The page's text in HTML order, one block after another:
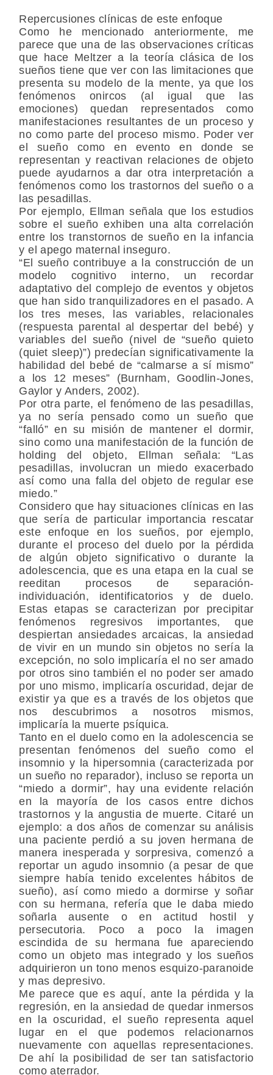
Repercusiones clínicas de este enfoque
Como he mencionado anteriormente, me
parece que una de las observaciones críticas
que hace Meltzer a la teoría clásica de los
sueños tiene que ver con las limitaciones que
presenta su modelo de la mente, ya que los
fenómenos onircos (al igual que las
emociones) quedan representados como
manifestaciones resultantes de un proceso y
no como parte del proceso mismo. Poder ver
el sueño como en evento en donde se
representan y reactivan relaciones de objeto
puede ayudarnos a dar otra interpretación a
fenómenos como los trastornos del sueño o a
las pesadillas.
Por ejemplo, Ellman señala que los estudios
sobre el sueño exhiben una alta correlación
entre los transtornos de sueño en la infancia
y el apego maternal inseguro.
“El sueño contribuye a la construcción de un
modelo cognitivo interno, un recordar
adaptativo del complejo de eventos y objetos
que han sido tranquilizadores en el pasado. A
los tres meses, las variables, relacionales
(respuesta parental al despertar del bebé) y
variables del sueño (nivel de “sueño quieto
(quiet sleep)”) predecían significativamente la
habilidad del bebé de “calmarse a sí mismo”
a los 12 meses” (Burnham, Goodlin-Jones,
Gaylor y Anders, 2002).
Por otra parte, el fenómeno de las pesadillas,
ya no sería pensado como un sueño que
“falló” en su misión de mantener el dormir,
sino como una manifestación de la función de
holding del objeto, Ellman señala: “Las
pesadillas, involucran un miedo exacerbado
así como una falla del objeto de regular ese
miedo.”
Considero que hay situaciones clínicas en las
que sería de particular importancia rescatar
este enfoque en los sueños, por ejemplo,
durante el proceso del duelo por la pérdida
de algún objeto significativo o durante la
adolescencia, que es una etapa en la cual se
reeditan procesos de separación-
individuación, identificatorios y de duelo.
Estas etapas se caracterizan por precipitar
fenómenos regresivos importantes, que
despiertan ansiedades arcaicas, la ansiedad
de vivir en un mundo sin objetos no sería la
excepción, no solo implicaría el no ser amado
por otros sino también el no poder ser amado
por uno mismo, implicaría oscuridad, dejar de
existir ya que es a través de los objetos que
nos descubrimos a nosotros mismos,
implicaría la muerte psíquica.
Tanto en el duelo como en la adolescencia se
presentan fenómenos del sueño como el
insomnio y la hipersomnia (caracterizada por
un sueño no reparador), incluso se reporta un
“miedo a dormir”, hay una evidente relación
en la mayoría de los casos entre dichos
trastornos y la angustia de muerte. Citaré un
ejemplo: a dos años de comenzar su análisis
una paciente perdió a su joven hermana de
manera inesperada y sorpresiva, comenzó a
reportar un agudo insomnio (a pesar de que
siempre había tenido excelentes hábitos de
sueño), así como miedo a dormirse y soñar
con su hermana, refería que le daba miedo
soñarla ausente o en actitud hostil y
persecutoria. Poco a poco la imagen
escindida de su hermana fue apareciendo
como un objeto mas integrado y los sueños
adquirieron un tono menos esquizo-paranoide
y mas depresivo.
Me parece que es aquí, ante la pérdida y la
regresión, en la ansiedad de quedar inmersos
en la oscuridad, el sueño representa aquel
lugar en el que podemos relacionarnos
nuevamente con aquellas representaciones.
De ahí la posibilidad de ser tan satisfactorio
como aterrador.